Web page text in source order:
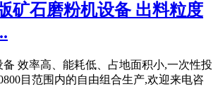
矿石磨粉机设备 出料粒度
效率高、能耗低、占地面积小,一次性投
目范围内的自由组合生产,欢迎来电咨